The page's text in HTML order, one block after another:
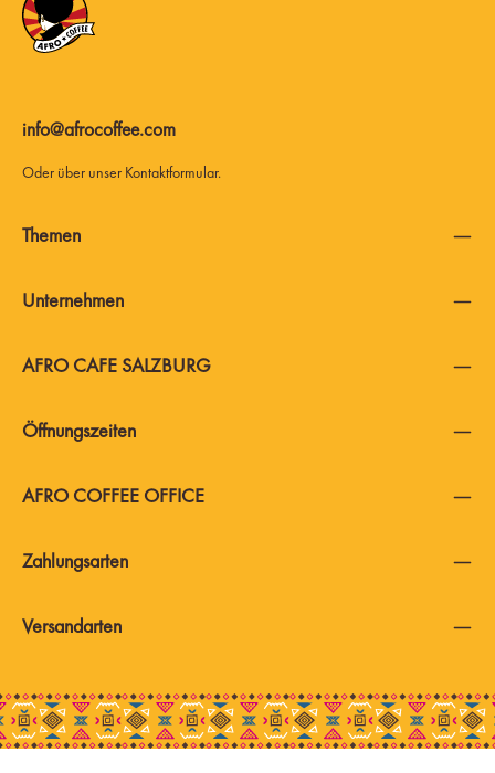
info@afrocoffee.com
Oder über unser Kontaktformular.
AFRO COFFEE OFFICE
AFRO CAFE SALZBURG
Zahlungsarten
Themen
Unternehmen
Öffnungszeiten
Versandarten